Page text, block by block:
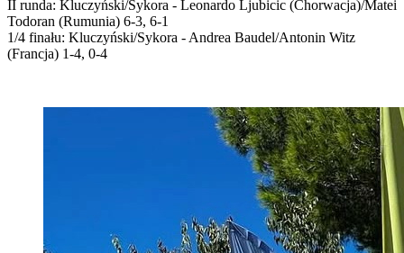
II runda: Kluczyński/Sykora - Leonardo Ljubicic (Chorwacja)/Matei
Todoran (Rumunia) 6-3, 6-1
1/4 finału: Kluczyński/Sykora - Andrea Baudel/Antonin Witz
(Francja) 1-4, 0-4